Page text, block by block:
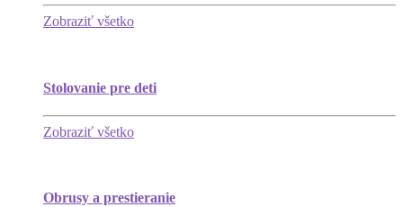
Zobraziť všetko
Stolovanie pre deti
Zobraziť všetko
Obrusy a prestieranie